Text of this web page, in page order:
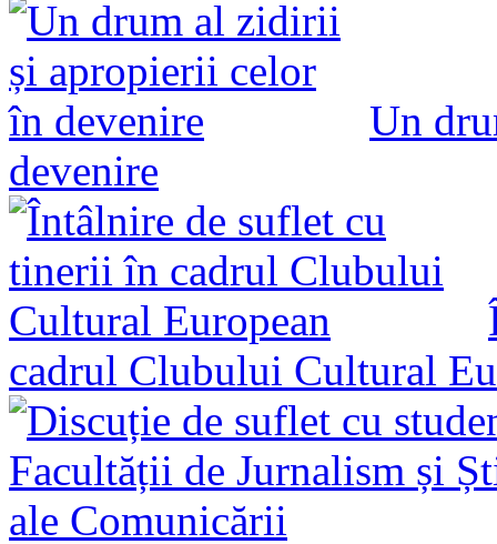
Un
devenire
cadrul Clubului Cultural